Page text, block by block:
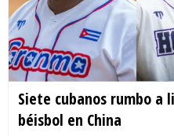
Siete cubanos rumbo a
béisbol en China